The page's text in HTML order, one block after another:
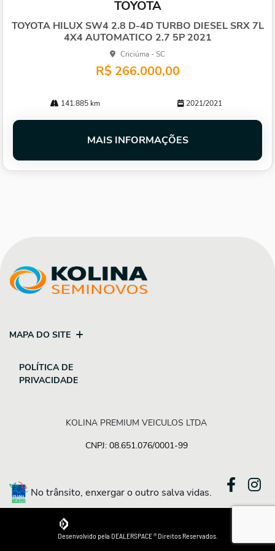
TOYOTA
TOYOTA HILUX SW4 2.8 D-4D TURBO DIESEL SRX 7L
4X4 AUTOMATICO 2.7 5P 2021
Criciúma - SC
R$ 266.000,00
141.885 km 2021/2021
MAIS INFORMAÇÕES
MAPA DO SITE
POLÍTICA DE
PRIVACIDADE
KOLINA PREMIUM VEICULOS LTDA
CNPJ: 08.651.076/0001-99
No trânsito, enxergar o outro salva vidas.
Desenvolvido pela DEALERSPACE ® Direitos Reservados.